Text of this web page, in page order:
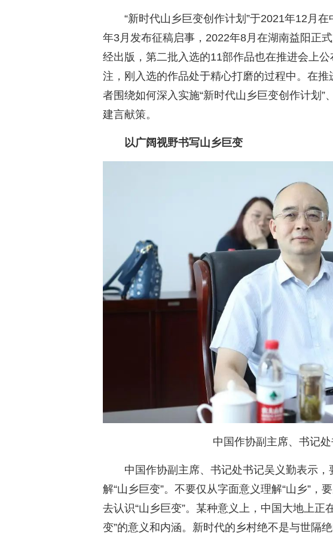
“新时代山乡巨变创作计划”于2021年12月
年3月发布征稿启事，2022年8月在湖南益阳正
经出版，第二批入选的11部作品也在推进会上
注，刚入选的作品处于精心打磨的过程中。在
者围绕如何深入实施“新时代山乡巨变创作计划”
建言献策。
以广阔视野书写山乡巨变
中国作协副主席、书记
中国作协副主席、书记处书记吴义勤表示
解“山乡巨变”。不要仅从字面意义理解“山乡”，
去认识“山乡巨变”。某种意义上，中国大地上正
变”的意义和内涵。新时代的乡村绝不是与世隔